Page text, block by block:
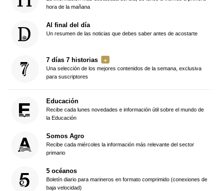
hora de la mañana
Al final del día
Un resumen de las noticias que debes saber antes de acostarte
7 días 7 historias
Una selección de los mejores contenidos de la semana, exclusiva
para suscriptores
Educación
Recibe cada lunes novedades e información útil sobre el mundo de
la Educación
Somos Agro
Recibe cada miércoles la información más relevante del sector
primario
5 océanos
Boletín diario para marineros en formato comprimido (conexiones de
baja velocidad)